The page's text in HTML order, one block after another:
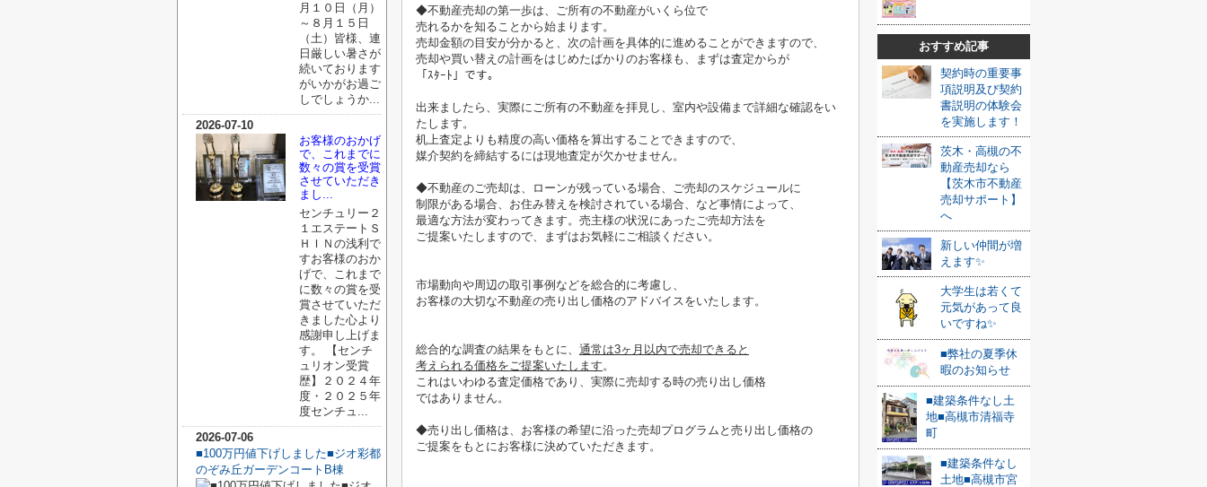
◆不動産売却の第一歩は、ご所有の不動産がいくら位で
売れるかを知ることから始まります。
売却金額の目安が分かると、次の計画を具体的に進めることができますので、
売却や買い替えの計画をはじめたばかりのお客様も、まずは査定からが
「ｽﾀｰﾄ」です。
出来ましたら、実際にご所有の不動産を拝見し、室内や設備まで詳細な確認をい
たします。
机上査定よりも精度の高い価格を算出することできますので、
媒介契約を締結するには現地査定が欠かせません。
◆不動産のご売却は、ローンが残っている場合、ご売却のスケジュールに
制限がある場合、お住み替えを検討されている場合、など事情によって、
最適な方法が変わってきます。売主様の状況にあったご売却方法を
ご提案いたしますので、まずはお気軽にご相談ください。
市場動向や周辺の取引事例などを総合的に考慮し、
お客様の大切な不動産の売り出し価格のアドバイスをいたします。
総合的な調査の結果をもとに、 通常は3ヶ月以内で売却できると
考えられる価格をご提案いたします。
これはいわゆる査定価格であり、実際に売却する時の売り出し価格
ではありません。
◆売り出し価格は、お客様の希望に沿った売却プログラムと売り出し価格の
ご提案をもとにお客様に決めていただきます。
おすすめ記事
契約時の重要事
項説明及び契約
書説明の体験会
を実施します！
茨木・高槻の不
動産売却なら
【茨木市不動産
売却サポート】
へ
新しい仲間が増
えます✨
大学生は若くて
元気があって良
いですね✨
■弊社の夏季休
暇のお知らせ
■建築条件なし土
地■高槻市清福寺
町
■建築条件なし
土地■高槻市宮
月１０日（月）
～８月１５日
（土）皆様、連
日厳しい暑さが
続いております
がいかがお過ご
しでしょうか...
2026-07-10
お客様のおかげ
で、これまでに
数々の賞を受賞
させていただき
まし...
センチュリー２
１エステートＳ
ＨＩＮの浅利で
すお客様のおか
げで、これまで
に数々の賞を受
賞させていただ
きました心より
感謝申し上げま
す。 【センチ
ュリオン受賞
歴】２０２４年
度・２０２５年
度センチュ...
2026-07-06
■100万円値下げしました■ジオ彩都
のぞみ丘ガーデンコートB棟